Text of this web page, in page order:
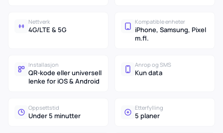
Nettverk
4G/LTE & 5G
Kompatible enheter
iPhone, Samsung, Pixel
m.fl.
Installasjon
QR-kode eller universell
lenke for iOS & Android
Anrop og SMS
Kun data
Oppsettstid
Under 5 minutter
Etterfylling
5 planer